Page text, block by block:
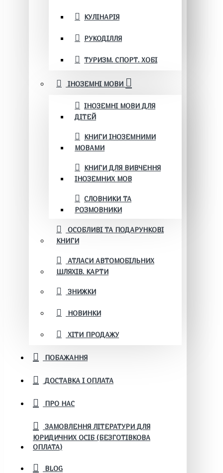
КУЛІНАРІЯ
РУКОДІЛЛЯ
ТУРИЗМ. СПОРТ. ХОБІ
ІНОЗЕМНІ МОВИ
ІНОЗЕМНІ МОВИ ДЛЯ
ДІТЕЙ
КНИГИ ІНОЗЕМНИМИ
МОВАМИ
КНИГИ ДЛЯ ВИВЧЕННЯ
ІНОЗЕМНИХ МОВ
СЛОВНИКИ ТА
РОЗМОВНИКИ
ОСОБЛИВІ ТА ПОДАРУНКОВІ
КНИГИ
АТЛАСИ АВТОМОБІЛЬНИХ
ШЛЯХІВ. КАРТИ
ЗНИЖКИ
НОВИНКИ
ХІТИ ПРОДАЖУ
ПОБАЖАННЯ
ДОСТАВКА І ОПЛАТА
ПРО НАС
ЗАМОВЛЕННЯ ЛІТЕРАТУРИ ДЛЯ
ЮРИДИЧНИХ ОСІБ (БЕЗГОТІВКОВА
ОПЛАТА)
BLOG